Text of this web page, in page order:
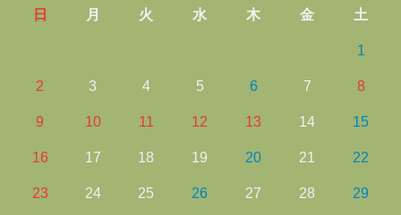
日 月 火 水 木 金 土
1
2 3 4 5 6 7 8
9 10 11 12 13 14 15
16 17 18 19 20 21 22
23 24 25 26 27 28 29